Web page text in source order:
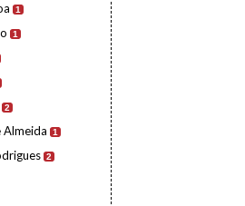
1
1
2
Almeida 1
2